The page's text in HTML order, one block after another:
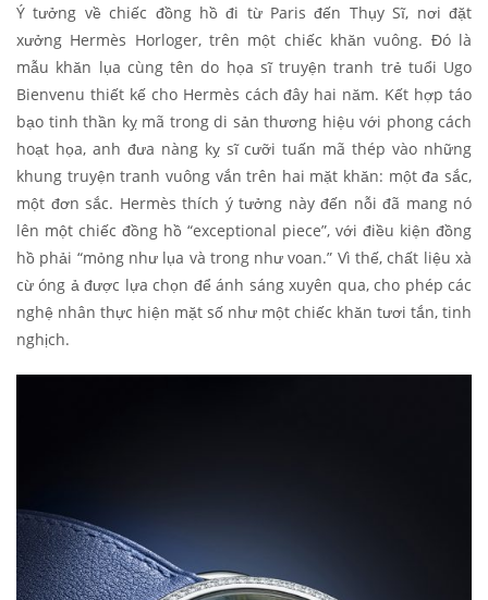
Ý tưởng về chiếc đồng hồ đi từ Paris đến Thụy Sĩ, nơi đặt
xưởng Hermès Horloger, trên một chiếc khăn vuông. Đó là
mẫu khăn lụa cùng tên do họa sĩ truyện tranh trẻ tuổi Ugo
Bienvenu thiết kế cho Hermès cách đây hai năm. Kết hợp táo
bạo tinh thần kỵ mã trong di sản thương hiệu với phong cách
hoạt họa, anh đưa nàng kỵ sĩ cưỡi tuấn mã thép vào những
khung truyện tranh vuông vắn trên hai mặt khăn: một đa sắc,
một đơn sắc. Hermès thích ý tưởng này đến nỗi đã mang nó
lên một chiếc đồng hồ “exceptional piece”, với điều kiện đồng
hồ phải “mỏng như lụa và trong như voan.” Vì thế, chất liệu xà
cừ óng ả được lựa chọn để ánh sáng xuyên qua, cho phép các
nghệ nhân thực hiện mặt số như một chiếc khăn tươi tắn, tinh
nghịch.